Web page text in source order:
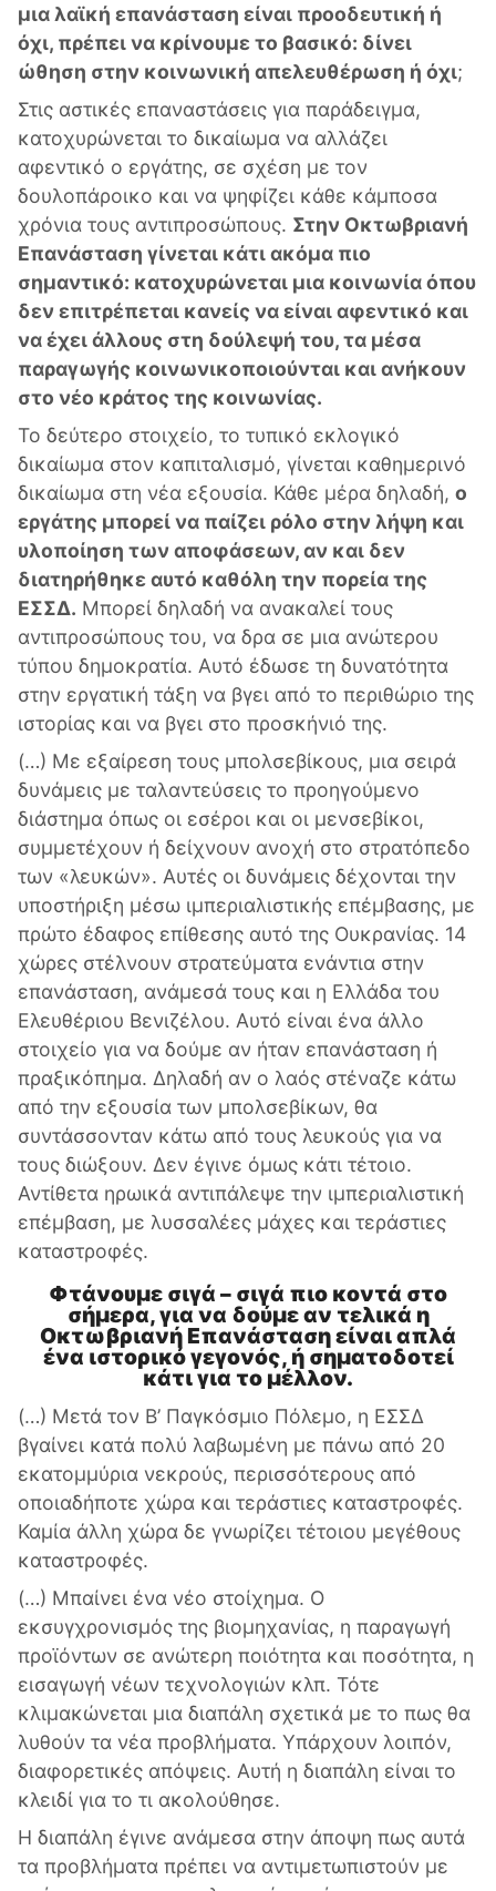
μια λαϊκή επανάσταση είναι προοδευτική ή
όχι, πρέπει να κρίνουμε το βασικό: δίνει
ώθηση στην κοινωνική απελευθέρωση ή όχι;
Στις αστικές επαναστάσεις για παράδειγμα,
κατοχυρώνεται το δικαίωμα να αλλάζει
αφεντικό ο εργάτης, σε σχέση με τον
δουλοπάροικο και να ψηφίζει κάθε κάμποσα
χρόνια τους αντιπροσώπους. Στην Οκτωβριανή
Επανάσταση γίνεται κάτι ακόμα πιο
σημαντικό: κατοχυρώνεται μια κοινωνία όπου
δεν επιτρέπεται κανείς να είναι αφεντικό και
να έχει άλλους στη δούλεψή του, τα μέσα
παραγωγής κοινωνικοποιούνται και ανήκουν
στο νέο κράτος της κοινωνίας.
Το δεύτερο στοιχείο, το τυπικό εκλογικό
δικαίωμα στον καπιταλισμό, γίνεται καθημερινό
δικαίωμα στη νέα εξουσία. Κάθε μέρα δηλαδή, ο
εργάτης μπορεί να παίζει ρόλο στην λήψη και
υλοποίηση των αποφάσεων, αν και δεν
διατηρήθηκε αυτό καθόλη την πορεία της
ΕΣΣΔ. Μπορεί δηλαδή να ανακαλεί τους
αντιπροσώπους του, να δρα σε μια ανώτερου
τύπου δημοκρατία. Αυτό έδωσε τη δυνατότητα
στην εργατική τάξη να βγει από το περιθώριο της
ιστορίας και να βγει στο προσκήνιό της.
(…) Με εξαίρεση τους μπολσεβίκους, μια σειρά
δυνάμεις με ταλαντεύσεις το προηγούμενο
διάστημα όπως οι εσέροι και οι μενσεβίκοι,
συμμετέχουν ή δείχνουν ανοχή στο στρατόπεδο
των «λευκών». Αυτές οι δυνάμεις δέχονται την
υποστήριξη μέσω ιμπεριαλιστικής επέμβασης, με
πρώτο έδαφος επίθεσης αυτό της Ουκρανίας. 14
χώρες στέλνουν στρατεύματα ενάντια στην
επανάσταση, ανάμεσά τους και η Ελλάδα του
Ελευθέριου Βενιζέλου. Αυτό είναι ένα άλλο
στοιχείο για να δούμε αν ήταν επανάσταση ή
πραξικόπημα. Δηλαδή αν ο λαός στέναζε κάτω
από την εξουσία των μπολσεβίκων, θα
συντάσσονταν κάτω από τους λευκούς για να
τους διώξουν. Δεν έγινε όμως κάτι τέτοιο.
Αντίθετα ηρωικά αντιπάλεψε την ιμπεριαλιστική
επέμβαση, με λυσσαλέες μάχες και τεράστιες
καταστροφές.
Φτάνουμε σιγά – σιγά πιο κοντά στο
σήμερα, για να δούμε αν τελικά η
Οκτωβριανή Επανάσταση είναι απλά
ένα ιστορικό γεγονός, ή σηματοδοτεί
κάτι για το μέλλον.
(…) Μετά τον Β’ Παγκόσμιο Πόλεμο, η ΕΣΣΔ
βγαίνει κατά πολύ λαβωμένη με πάνω από 20
εκατομμύρια νεκρούς, περισσότερους από
οποιαδήποτε χώρα και τεράστιες καταστροφές.
Καμία άλλη χώρα δε γνωρίζει τέτοιου μεγέθους
καταστροφές.
(…) Μπαίνει ένα νέο στοίχημα. Ο
εκσυγχρονισμός της βιομηχανίας, η παραγωγή
προϊόντων σε ανώτερη ποιότητα και ποσότητα, η
εισαγωγή νέων τεχνολογιών κλπ. Τότε
κλιμακώνεται μια διαπάλη σχετικά με το πως θα
λυθούν τα νέα προβλήματα. Υπάρχουν λοιπόν,
διαφορετικές απόψεις. Αυτή η διαπάλη είναι το
κλειδί για το τι ακολούθησε.
Η διαπάλη έγινε ανάμεσα στην άποψη πως αυτά
τα προβλήματα πρέπει να αντιμετωπιστούν με